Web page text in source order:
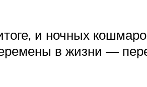
и ночных
в жизни —